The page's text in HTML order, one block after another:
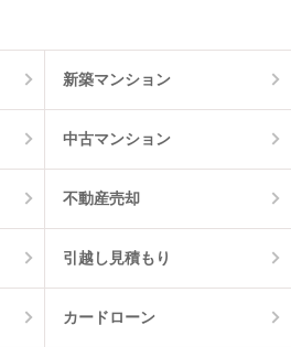
新築マンション
中古マンション
不動産売却
引越し見積もり
カードローン